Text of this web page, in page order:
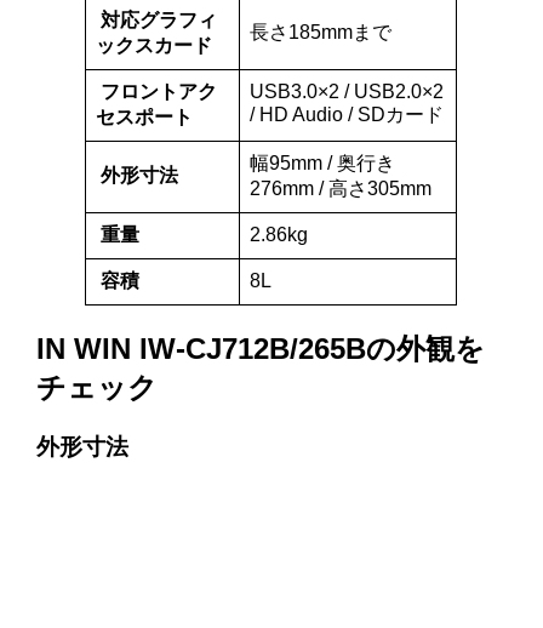
対応グラフィ
ックスカード
長さ185mmまで
フロントアク
セスポート
USB3.0×2 / USB2.0×2
/ HD Audio / SDカード
外形寸法
幅95mm / 奥行き
276mm / 高さ305mm
重量 2.86kg
容積 8L
IN WIN IW-CJ712B/265Bの外観を
チェック
外形寸法